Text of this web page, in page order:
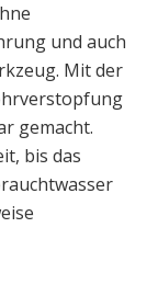
und auch
Mit der
gemacht.
bis das